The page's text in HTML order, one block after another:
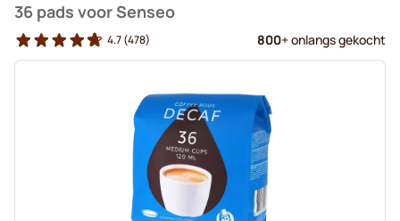
36 pads voor Senseo
4.7(478) 800+ onlangs gekocht